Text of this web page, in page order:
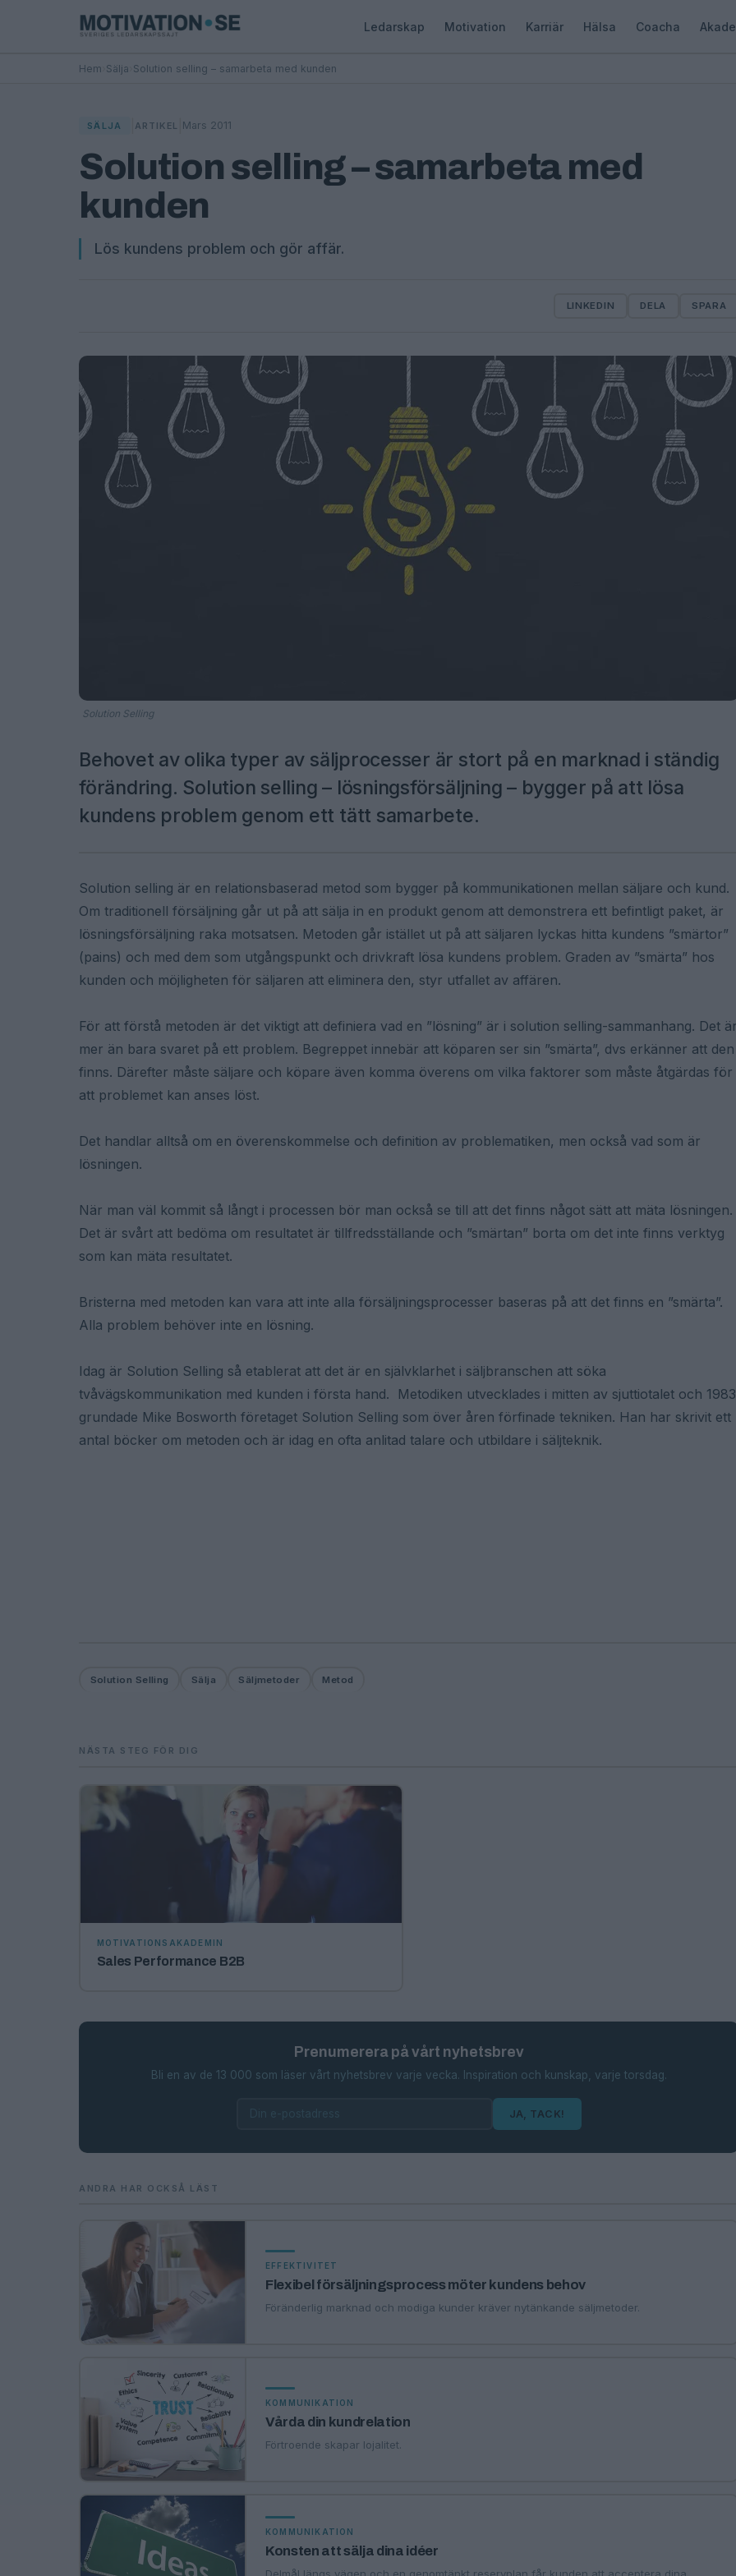
Ledarskap Motivation Karriär Hälsa Coacha
Hem Sälja Solution selling – samarbeta med kunden
SÄLJA ARTIKEL Mars 2011
Solution selling – samarbeta med
kunden
Lös kundens problem och gör affär.
LINKEDIN DELA SPARA
Solution Selling
Behovet av olika typer av säljprocesser är stort på en marknad i ständig
förändring. Solution selling – lösningsförsäljning – bygger på att lösa
kundens problem genom ett tätt samarbete.
Solution selling är en relationsbaserad metod som bygger på kommunikationen mellan säljare och kund.
Om traditionell försäljning går ut på att sälja in en produkt genom att demonstrera ett befintligt paket, är
lösningsförsäljning raka motsatsen. Metoden går istället ut på att säljaren lyckas hitta kundens ”smärtor”
(pains) och med dem som utgångspunkt och drivkraft lösa kundens problem. Graden av ”smärta” hos
kunden och möjligheten för säljaren att eliminera den, styr utfallet av affären.
För att förstå metoden är det viktigt att definiera vad en ”lösning” är i solution selling-sammanhang. Det är
mer än bara svaret på ett problem. Begreppet innebär att köparen ser sin ”smärta”, dvs erkänner att den
finns. Därefter måste säljare och köpare även komma överens om vilka faktorer som måste åtgärdas för
att problemet kan anses löst.
Det handlar alltså om en överenskommelse och definition av problematiken, men också vad som är
lösningen.
När man väl kommit så långt i processen bör man också se till att det finns något sätt att mäta lösningen.
Det är svårt att bedöma om resultatet är tillfredsställande och ”smärtan” borta om det inte finns verktyg
som kan mäta resultatet.
Bristerna med metoden kan vara att inte alla försäljningsprocesser baseras på att det finns en ”smärta”.
Alla problem behöver inte en lösning.
Idag är Solution Selling så etablerat att det är en självklarhet i säljbranschen att söka
tvåvägskommunikation med kunden i första hand. Metodiken utvecklades i mitten av sjuttiotalet och 1983
grundade Mike Bosworth företaget Solution Selling som över åren förfinade tekniken. Han har skrivit ett
antal böcker om metoden och är idag en ofta anlitad talare och utbildare i säljteknik.
Solution Selling Sälja Säljmetoder Metod
NÄSTA STEG FÖR DIG
MOTIVATIONSAKADEMIN
Sales Performance B2B
Prenumerera på vårt nyhetsbrev
Bli en av de 13 000 som läser vårt nyhetsbrev varje vecka. Inspiration och kunskap, varje torsdag.
JA, TACK!
ANDRA HAR OCKSÅ LÄST
EFFEKTIVITET
Flexibel försäljningsprocess möter kundens behov
Föränderlig marknad och modiga kunder kräver nytänkande säljmetoder.
KOMMUNIKATION
Vårda din kundrelation
Förtroende skapar lojalitet.
KOMMUNIKATION
Konsten att sälja dina idéer
Delmål längs vägen och en genomtänkt reservplan får kunden att acceptera dina